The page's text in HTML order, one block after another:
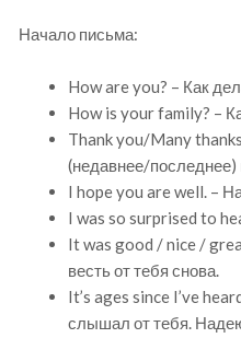
Начало письма:
How are you? – Как
How is your family? –
Thank you/Many
(недавнее/последнее)
I hope you are well. –
I was so surprised to
It was good / nice /
весть от тебя снова.
It’s ages since I’ve
слышал от тебя.